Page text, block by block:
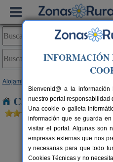
Alojamientos
Casas Rurales
INFORMACIÓN
Bienvenid@ a la
nuestro portal responsabilidad
Una cookie o galleta
información que se guarda
visitar el portal. Algunas son
empresas externas que nos
y necesarias para que todo
Cookies Técnicas y no